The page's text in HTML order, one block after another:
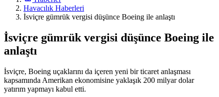
Havacılık Haberleri
İsviçre gümrük vergisi düşünce Boeing ile anlaştı
İsviçre gümrük vergisi düşünce Boeing ile
anlaştı
İsviçre, Boeing uçaklarını da içeren yeni bir ticaret anlaşması
kapsamında Amerikan ekonomisine yaklaşık 200 milyar dolar
yatırım yapmayı kabul etti.